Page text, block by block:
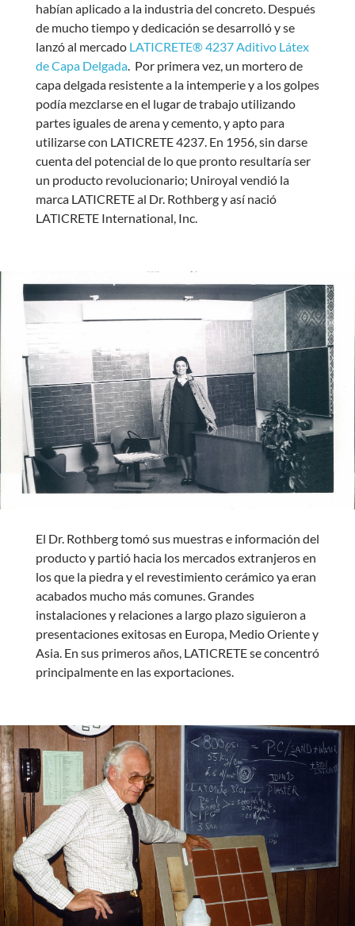
habían aplicado a la industria del concreto. Después
de mucho tiempo y dedicación se desarrolló y se
lanzó al mercado LATICRETE® 4237 Aditivo Látex
de Capa Delgada. Por primera vez, un mortero de
capa delgada resistente a la intemperie y a los golpes
podía mezclarse en el lugar de trabajo utilizando
partes iguales de arena y cemento, y apto para
utilizarse con LATICRETE 4237. En 1956, sin darse
cuenta del potencial de lo que pronto resultaría ser
un producto revolucionario; Uniroyal vendió la
marca LATICRETE al Dr. Rothberg y así nació
LATICRETE International, Inc.
El Dr. Rothberg tomó sus muestras e información del
producto y partió hacia los mercados extranjeros en
los que la piedra y el revestimiento cerámico ya eran
acabados mucho más comunes. Grandes
instalaciones y relaciones a largo plazo siguieron a
presentaciones exitosas en Europa, Medio Oriente y
Asia. En sus primeros años, LATICRETE se concentró
principalmente en las exportaciones.